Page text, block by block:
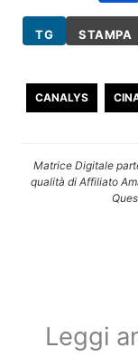
TG STAMPA
CANALYS
Matrice Digitale
qualità di Affiliato
Leggi